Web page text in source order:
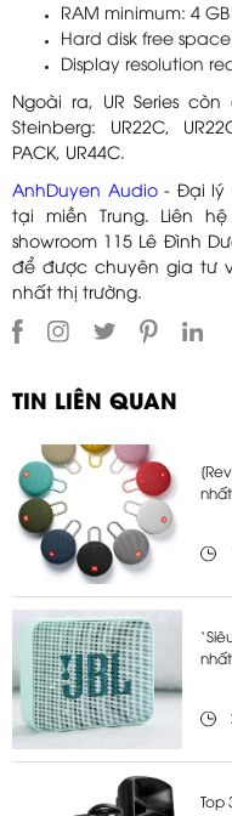
RAM minimum: 4 GB
Hard disk free
Display resolution
Ngoài ra, UR Series
Steinberg: UR22C,
PACK, UR44C.
​AnhDuyen Audio- Đại lý
tại miền Trung. Liên
showroom 115 Lê Đình
để được chuyên gia tư
nhất thị trường.
TIN LIÊN QUAN
nhất